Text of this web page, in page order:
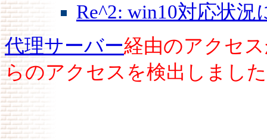
Re^2: win10対応状況
代理サーバー経由のアクセ
らのアクセスを検出しまし